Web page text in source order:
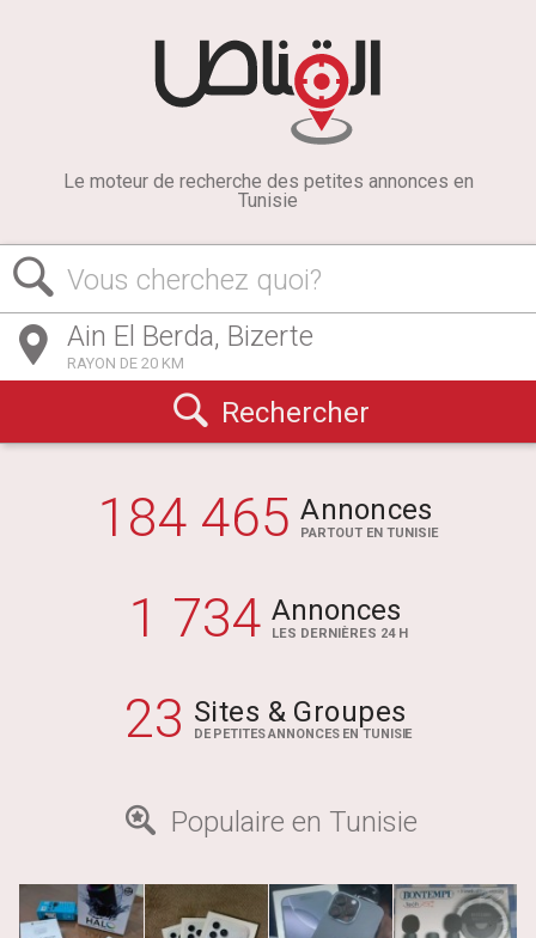
Le moteur de recherche des petites annonces en
Tunisie
Vous cherchez quoi?
RAYON DE 20 KM
Rechercher
23 Sites & Groupes
DE PETITES ANNONCES EN TUNISIE
184 465 Annonces
PARTOUT EN TUNISIE
1 734 Annonces
LES DERNIÈRES 24 H
Populaire en Tunisie